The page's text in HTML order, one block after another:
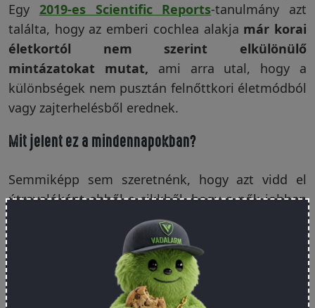
Egy 2019-es Scientific Reports-tanulmány azt
találta, hogy az emberi cochlea alakja már korai
életkortól nem szerint elkülönülő
mintázatokat mutat, ami arra utal, hogy a
különbségek nem pusztán felnőttkori életmódból
vagy zajterhelésből erednek.
Mit jelent ez a mindennapokban?
Semmiképp sem szeretnénk, hogy azt vidd el
útravalóként ebből a cikkből, hogy a nők jobban
hallanak, hanem sokkal inkább azt, hogy
másképp is hallhatunk. Egy magas frekvenciájú
sípolás, egy halk elektronikai zaj, egy háttérben
futó ventilátor vagy egy zsúfolt tér zaja
alig észrevehető, másnak kifejezetten fárasztó